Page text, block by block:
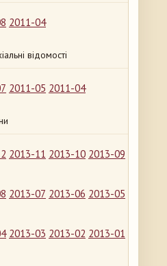
2011-04
відомості
2011-05 2011-04
2013-11 2013-10 2013-09
2013-07 2013-06 2013-05
2013-03 2013-02 2013-01